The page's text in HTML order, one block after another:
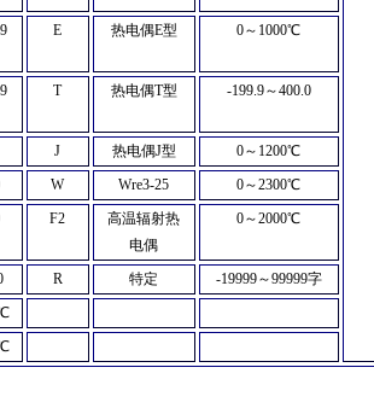
E 热电偶E型 0～ 1000℃
T 热电偶T型 -199.9～400.0
J 热电偶J型 0～ 1200℃
W Wre3-25 0～2300℃
F2
高温辐射热
电偶
0～2000℃
R 特定 -19999～99999字